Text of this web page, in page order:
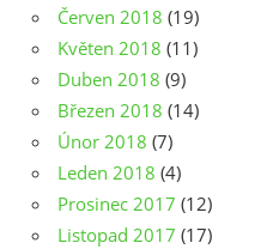
Červen 2018 (19)
Květen 2018 (11)
Duben 2018 (9)
Březen 2018 (14)
Únor 2018 (7)
Leden 2018 (4)
Prosinec 2017 (12)
Listopad 2017 (17)